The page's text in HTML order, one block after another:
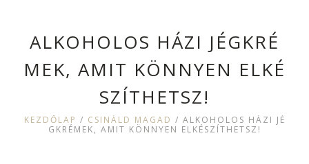
ALKOHOLOS HÁZI JÉGKRÉ
MEK, AMIT KÖNNYEN ELKÉ
SZÍTHETSZ!
KEZDŐLAP / CSINÁLD MAGAD / ALKOHOLOS HÁZI JÉ
GKRÉMEK, AMIT KÖNNYEN ELKÉSZÍTHETSZ!